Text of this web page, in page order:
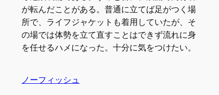
が転んだことがある。普通に立てば足がつく場
所で、ライフジャケットも着用していたが、そ
の場では体勢を立て直すことはできず流れに身
を任せるハメになった。十分に気をつけたい。
ノーフィッシュ